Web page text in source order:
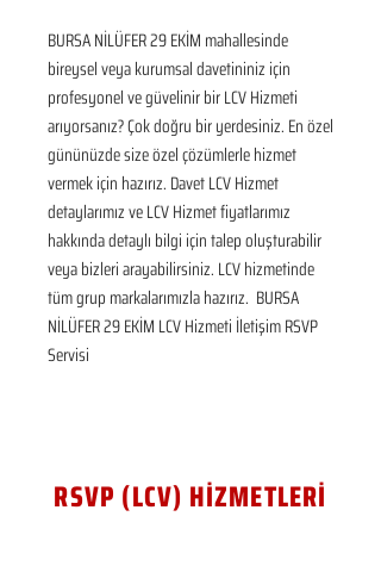
BURSA NİLÜFER 29 EKİM mahallesinde
bireysel veya kurumsal davetininiz için
profesyonel ve güvelinir bir LCV Hizmeti
arıyorsanız? Çok doğru bir yerdesiniz. En özel
gününüzde size özel çözümlerle hizmet
vermek için hazırız. Davet LCV Hizmet
detaylarımız ve LCV Hizmet fiyatlarımız
hakkında detaylı bilgi için talep oluşturabilir
veya bizleri arayabilirsiniz. LCV hizmetinde
tüm grup markalarımızla hazırız.  BURSA
NİLÜFER 29 EKİM LCV Hizmeti İletişim RSVP
Servisi
RSVP (LCV) HİZMETLERİ